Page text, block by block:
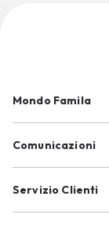
Mondo Famila
Comunicazioni
Servizio Clienti